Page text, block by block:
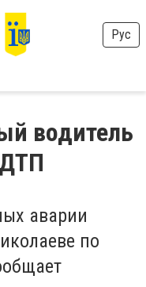
Рус
водитель
аварии
по